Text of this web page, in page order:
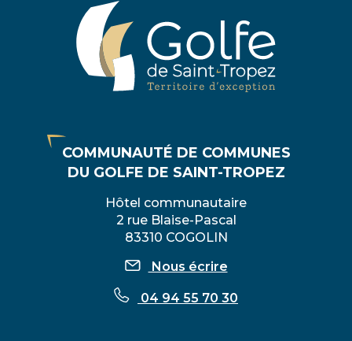
COMMUNAUTÉ DE COMMUNES
DU GOLFE DE SAINT-TROPEZ
Hôtel communautaire
2 rue Blaise-Pascal
83310 COGOLIN
Nous écrire
04 94 55 70 30